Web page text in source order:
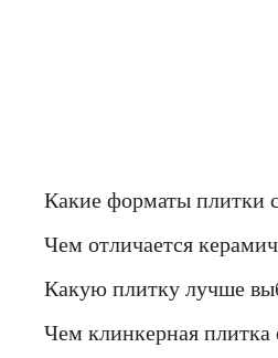
Какие форматы плитки
Чем отличается
Какую плитку лучше
Чем клинкерная плитка